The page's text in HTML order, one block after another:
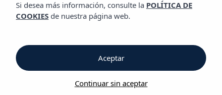
Hotel Vibra Beverly Playa
adaptan a las necesidades del viajero: una oferta
gastronómica cuidada y variada para todo tipo de paladares
y momentos como el Restaurante Buffet, el Sunset bar (de
Si desea más información, consulte la POLÍTICA DE
COOKIES de nuestra página web.
Continuar sin aceptar
Aceptar